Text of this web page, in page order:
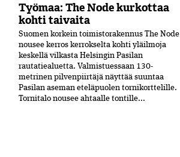
Työmaa: The Node kurkottaa
kohti taivaita
Suomen korkein toimistorakennus The Node
nousee kerros kerrokselta kohti yläilmoja
keskellä vilkasta Helsingin Pasilan
rautatiealuetta. Valmistuessaan 130-
metrinen pilvenpiirtäjä näyttää suuntaa
Pasilan aseman eteläpuolen tornikorttelille.
Tornitalo nousee ahtaalle tontille...